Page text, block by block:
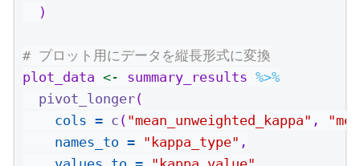
  )
# プロット用にデータを縦長形式に変換
plot_data <- summary_results %>%
pivot_longer(
cols = c ( "mean_unweighted_kappa" ,
names_to = "kappa_type" ,